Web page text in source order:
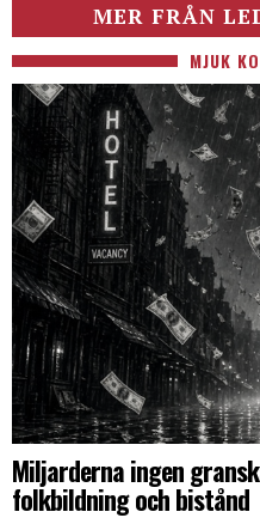
MER FRÅN
MJUK
Miljarderna ingen
folkbildning och bistånd